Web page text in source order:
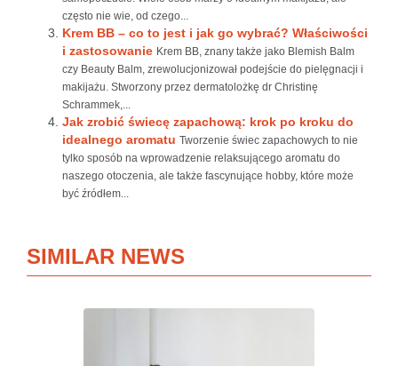
często nie wie, od czego...
Krem BB – co to jest i jak go wybrać? Właściwości
i zastosowanie Krem BB, znany także jako Blemish Balm
czy Beauty Balm, zrewolucjonizował podejście do pielęgnacji i
makijażu. Stworzony przez dermatolożkę dr Christinę
Schrammek,...
Jak zrobić świecę zapachową: krok po kroku do
idealnego aromatu Tworzenie świec zapachowych to nie
tylko sposób na wprowadzenie relaksującego aromatu do
naszego otoczenia, ale także fascynujące hobby, które może
być źródłem...
SIMILAR NEWS